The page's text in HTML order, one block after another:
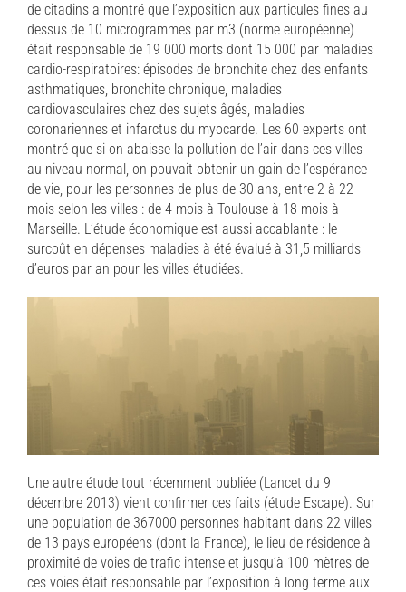
de citadins a montré que l’exposition aux particules fines au
dessus de 10 microgrammes par m3 (norme européenne)
était responsable de 19 000 morts dont 15 000 par maladies
cardio-respiratoires: épisodes de bronchite chez des enfants
asthmatiques, bronchite chronique, maladies
cardiovasculaires chez des sujets âgés, maladies
coronariennes et infarctus du myocarde. Les 60 experts ont
montré que si on abaisse la pollution de l’air dans ces villes
au niveau normal, on pouvait obtenir un gain de l’espérance
de vie, pour les personnes de plus de 30 ans, entre 2 à 22
mois selon les villes : de 4 mois à Toulouse à 18 mois à
Marseille. L’étude économique est aussi accablante : le
surcoût en dépenses maladies à été évalué à 31,5 milliards
d’euros par an pour les villes étudiées.
Une autre étude tout récemment publiée (Lancet du 9
décembre 2013) vient confirmer ces faits (étude Escape). Sur
une population de 367000 personnes habitant dans 22 villes
de 13 pays européens (dont la France), le lieu de résidence à
proximité de voies de trafic intense et jusqu’à 100 mètres de
ces voies était responsable par l’exposition à long terme aux